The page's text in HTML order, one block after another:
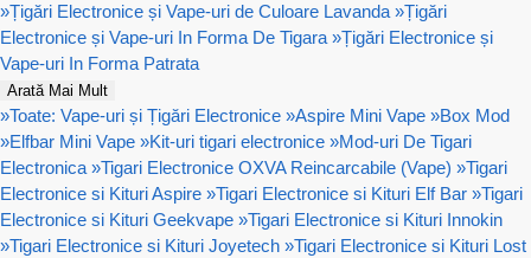
»Țigări Electronice și Vape-uri de Culoare Lavanda »Țigări
Electronice și Vape-uri In Forma De Tigara »Țigări Electronice și
Vape-uri In Forma Patrata
Arată Mai Mult
»Toate: Vape-uri și Țigări Electronice »Aspire Mini Vape »Box Mod
»Elfbar Mini Vape »Kit-uri tigari electronice »Mod-uri De Tigari
Electronica »Tigari Electronice OXVA Reincarcabile (Vape) »Tigari
Electronice si Kituri Aspire »Tigari Electronice si Kituri Elf Bar »Tigari
Electronice si Kituri Geekvape »Tigari Electronice si Kituri Innokin
»Tigari Electronice si Kituri Joyetech »Tigari Electronice si Kituri Lost